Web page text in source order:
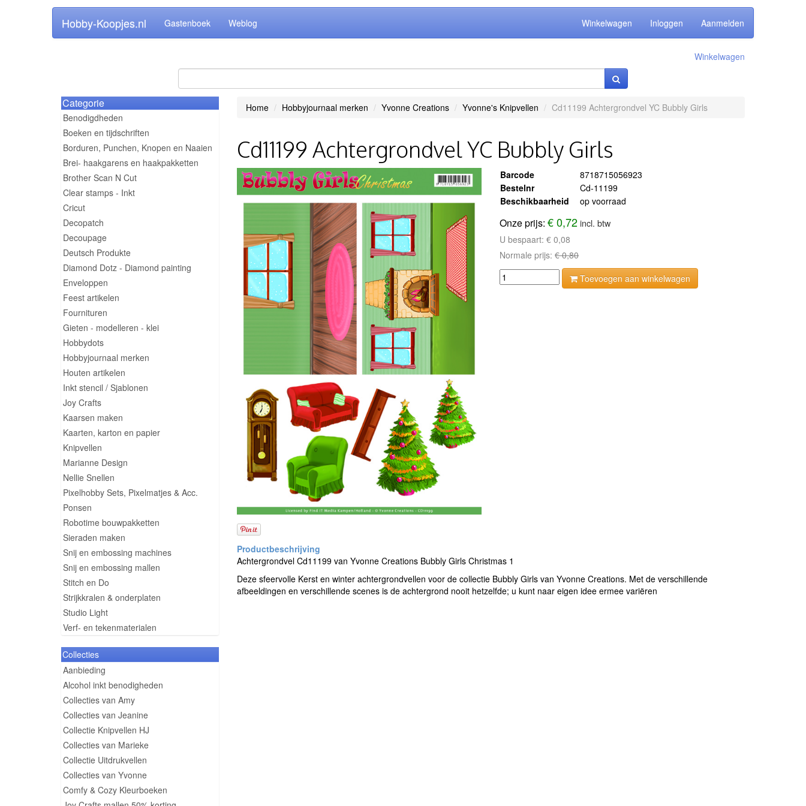
Hobby-Koopjes.nl Gastenboek Weblog Winkelwagen Inloggen Aanmelden
Winkelwagen
Categorie
Benodigdheden
Boeken en tijdschriften
Borduren, Punchen, Knopen en Naaien
Brei- haakgarens en haakpakketten
Brother Scan N Cut
Clear stamps - Inkt
Cricut
Decopatch
Decoupage
Deutsch Produkte
Diamond Dotz - Diamond painting
Enveloppen
Feest artikelen
Fournituren
Gieten - modelleren - klei
Hobbydots
Hobbyjournaal merken
Houten artikelen
Inkt stencil / Sjablonen
Joy Crafts
Kaarsen maken
Kaarten, karton en papier
Knipvellen
Marianne Design
Nellie Snellen
Pixelhobby Sets, Pixelmatjes & Acc.
Ponsen
Robotime bouwpakketten
Sieraden maken
Snij en embossing machines
Snij en embossing mallen
Stitch en Do
Strijkkralen & onderplaten
Studio Light
Verf- en tekenmaterialen
Collecties
Aanbieding
Alcohol inkt benodigheden
Collecties van Amy
Collecties van Jeanine
Collectie Knipvellen HJ
Collecties van Marieke
Collectie Uitdrukvellen
Collecties van Yvonne
Comfy & Cozy Kleurboeken
Home Hobbyjournaal merken Yvonne Creations Yvonne's Knipvellen Cd11199 Achtergrondvel YC Bubbly Girls
Cd11199 Achtergrondvel YC Bubbly Girls
Barcode
8718715056923
Bestelnr
Cd-11199
Beschikbaarheid
op voorraad
Onze prijs:€ 0,72 incl. btw
U bespaart:€ 0,08
Normale prijs:€ 0,80
Toevoegen aan winkelwagen
Achtergrondvel Cd11199 van Yvonne Creations Bubbly Girls Christmas 1
Deze sfeervolle Kerst en winter achtergrondvellen voor de collectie Bubbly Girls van Yvonne Creations. Met de verschillende
afbeeldingen en verschillende scenes is de achtergrond nooit hetzelfde; u kunt naar eigen idee ermee variëren